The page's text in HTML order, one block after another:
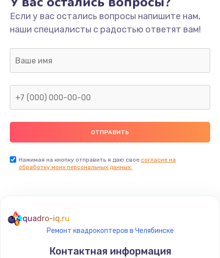
Если у вас остались вопросы напишите нам,
наши специалисты с радостью ответят вам!
Нажимая на кнопку отправить я даю свое согласие на
обработку моих персональных данных.
quadro-iq.ru
Ремонт квадрокоптеров в Челябинске
Контактная информация